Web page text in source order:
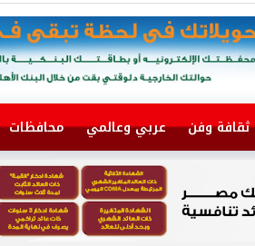
ثقافة وفن عربي وعالمي محافظات